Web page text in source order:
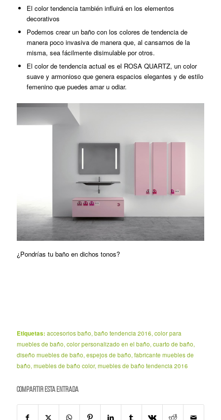
El color tendencia también influirá en los elementos
decorativos
Podemos crear un baño con los colores de tendencia de
manera poco invasiva de manera que, al cansarnos de la
misma, sea fácilmente disimulable por otros.
El color de tendencia actual es el ROSA QUARTZ, un color
suave y armonioso que genera espacios elegantes y de estilo
femenino que puedes amar u odiar.
¿Pondrías tu baño en dichos tonos?
Etiquetas: accesorios baño,baño tendencia 2016,color para
muebles de baño,color personalizado en el baño,cuarto de baño,
diseño muebles de baño,espejos de baño,fabricante muebles de
baño,muebles de baño color,muebles de baño tendencia 2016
Compartir esta entrada